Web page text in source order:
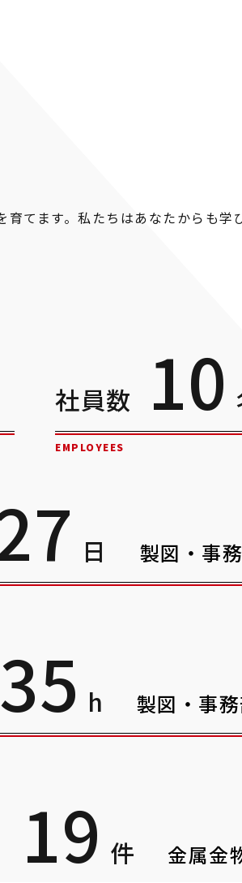
てます。私たちはあなたからも学
社員数 10
EMPLOYEES
7 日 製図・事
35 h 製図・事
19 件 金属金